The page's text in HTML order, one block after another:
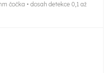
čočka • dosah detekce 0,1 až